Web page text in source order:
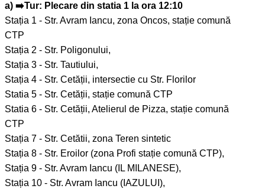
a) ➡️Tur: Plecare din statia 1 la ora 12:10
Stația 1 - Str. Avram Iancu, zona Oncos, stație comună
CTP
Stația 2 - Str. Poligonului,
Stația 3 - Str. Tautiului,
Stația 4 - Str. Cetății, intersectie cu Str. Florilor
Statia 5 - Str. Cetății, stație comună CTP
Statia 6 - Str. Cetății, Atelierul de Pizza, stație comună
CTP
Stația 7 - Str. Cetătii, zona Teren sintetic
Stația 8 - Str. Eroilor (zona Profi stație comună CTP),
Stația 9 - Str. Avram Iancu (IL MILANESE),
Stația 10 - Str. Avram Iancu (IAZULUI),